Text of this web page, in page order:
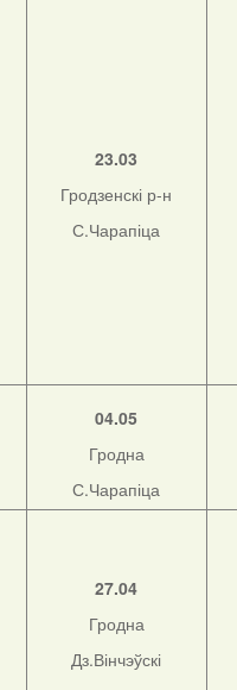
23.03
Гродзенскі р-н
С.Чарапіца
04.05
Гродна
С.Чарапіца
27.04
Гродна
Дз.Вінчэўскі